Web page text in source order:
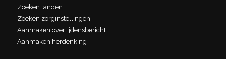
Zoeken landen
Zoeken zorginstellingen
Aanmaken overlijdensbericht
Aanmaken herdenking